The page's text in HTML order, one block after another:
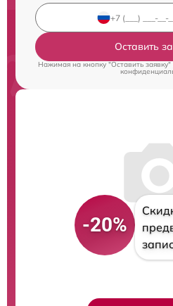
Оставить
Нажимая на кнопку "Оставить
-20%